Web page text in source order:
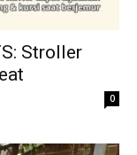
Stroller
0